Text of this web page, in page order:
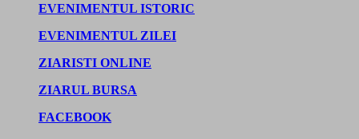
EVENIMENTUL ISTORIC
EVENIMENTUL ZILEI
ZIARISTI ONLINE
ZIARUL BURSA
FACEBOOK